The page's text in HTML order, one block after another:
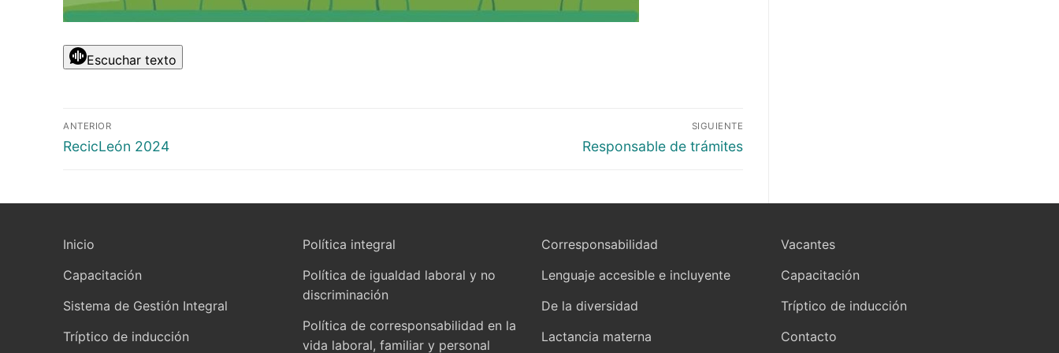
Escuchar texto
ANTERIOR
RecicLeón 2024
SIGUIENTE
Responsable de trámites
Inicio
Capacitación
Sistema de Gestión Integral
Tríptico de inducción
Política integral
Política de igualdad laboral y no
discriminación
Política de corresponsabilidad en la
vida laboral, familiar y personal
Corresponsabilidad
Lenguaje accesible e incluyente
De la diversidad
Lactancia materna
Vacantes
Capacitación
Tríptico de inducción
Contacto